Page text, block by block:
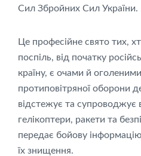
Сил Збройних Сил України.
Це професійне свято тих,
поспіль, від початку
країну, є очами й
протиповітряної оборони
відстежує та супроводжує
гелікоптери, ракети та
передає бойову
їх знищення.